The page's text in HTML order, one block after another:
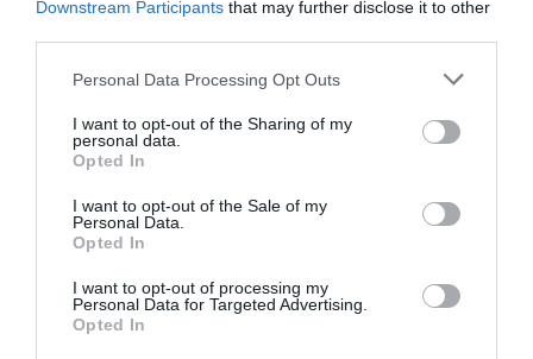
Downstream Participants that may further disclose it to other
Personal Data Processing Opt Outs
I want to opt-out of the Sharing of my
personal data.
Opted In
I want to opt-out of the Sale of my
Personal Data.
Opted In
I want to opt-out of processing my
Personal Data for Targeted Advertising.
Opted In